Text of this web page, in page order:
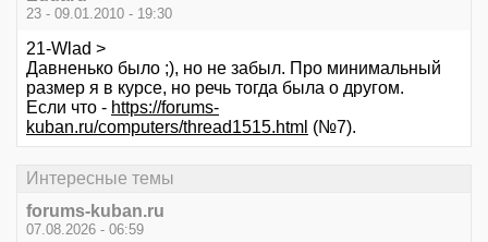
23 - 09.01.2010 - 19:30
21-Wlad >
Давненько было ;), но не забыл. Про минимальный
размер я в курсе, но речь тогда была о другом.
Если что - https://forums-
kuban.ru/computers/thread1515.html (№7).
Интересные темы
forums-kuban.ru
07.08.2026 - 06:59